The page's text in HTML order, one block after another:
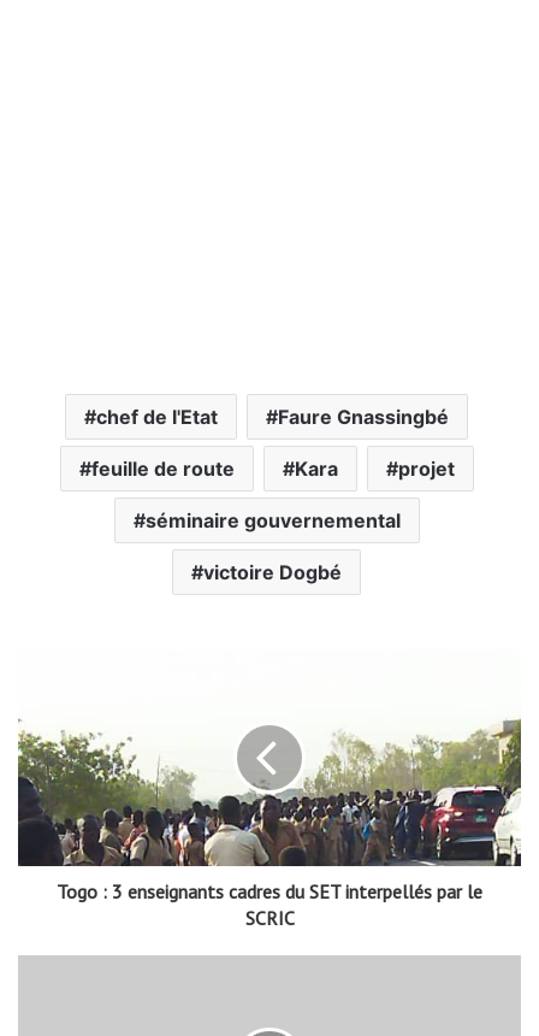
chef de l'Etat Faure Gnassingbé
feuille de route Kara projet
séminaire gouvernemental
victoire Dogbé
Togo : 3 enseignants cadres du SET interpellés par le
SCRIC